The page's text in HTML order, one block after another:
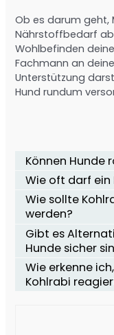
Ob es darum geht,
Nährstoffbedarf
Wohlbefinden
Fachmann an
Unterstützung
Hund rundum
Können Hunde
Wie oft darf ein
Wie sollte
werden?
Gibt es
Hunde sicher
Wie erkenne
Kohlrabi